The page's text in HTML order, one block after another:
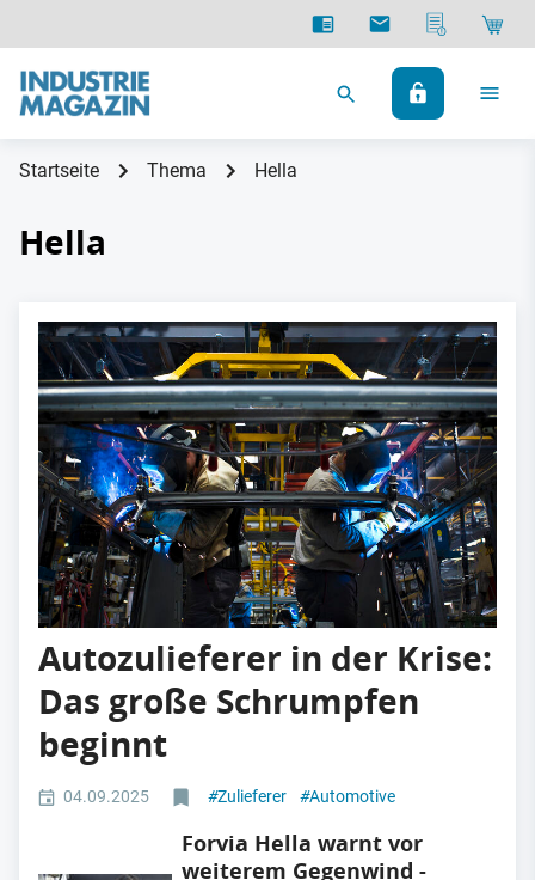
Startseite Thema Hella
Hella
Autozulieferer in der Krise:
Das große Schrumpfen
beginnt
04.09.2025 #Zulieferer #Automotive
Forvia Hella warnt vor
weiterem Gegenwind -